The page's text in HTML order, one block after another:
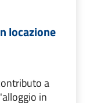
locazione
a
in